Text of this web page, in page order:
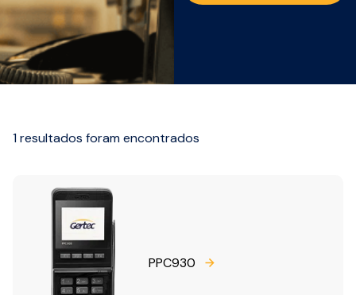
1 resultados foram encontrados
PPC930